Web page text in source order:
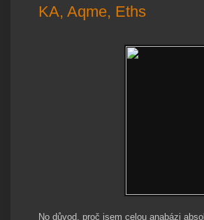
KA, Aqme, Eths
No důvod, proč jsem celou anabázi